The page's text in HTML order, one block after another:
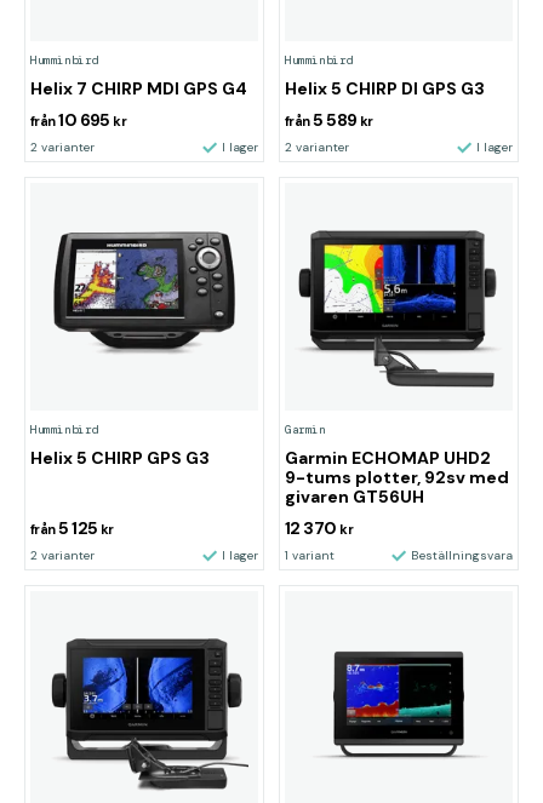
Humminbird
Helix 7 CHIRP MDI GPS G4
från10 695 kr
2 varianter I lager
Humminbird
Helix 5 CHIRP DI GPS G3
från5 589 kr
2 varianter I lager
Humminbird
Helix 5 CHIRP GPS G3
från5 125 kr
2 varianter I lager
Garmin
Garmin ECHOMAP UHD2
9-tums plotter, 92sv med
givaren GT56UH
12 370 kr
1 variant Beställningsvara